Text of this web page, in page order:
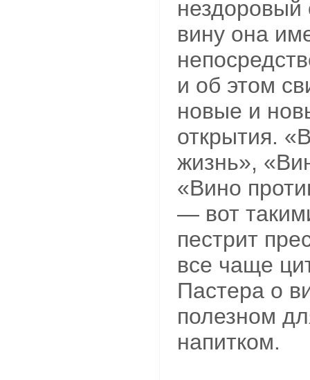
нездоровый
вину она
и об этом
новые и
открытия.
жизнь»,
«Вино
— вот
пестрит
все чаще
Пастера о
полезном
напитком.